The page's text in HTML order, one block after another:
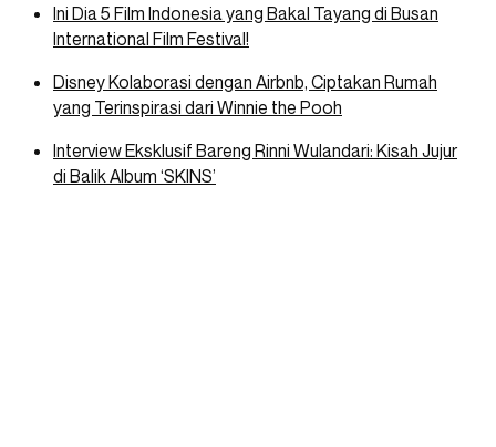
Ini Dia 5 Film Indonesia yang Bakal Tayang di Busan
International Film Festival!
Disney Kolaborasi dengan Airbnb, Ciptakan Rumah
yang Terinspirasi dari Winnie the Pooh
Interview Eksklusif Bareng Rinni Wulandari: Kisah Jujur
di Balik Album ‘SKINS’